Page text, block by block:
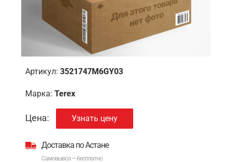
Артикул: 3521747M6GY03
Марка: Terex
Цена: Узнать цену
Доставка по Астане
Самовывоз — бесплатно